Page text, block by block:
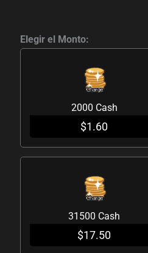
Elegir el Monto:
2000 Cash
$1.60
31500 Cash
$17.50
cantidad